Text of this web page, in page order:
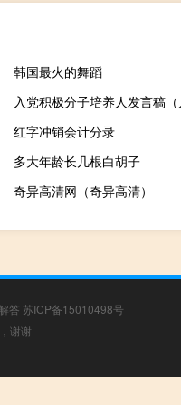
韩国最火的舞蹈
入党积极分子培养人发言稿
红字冲销会计分录
多大年龄长几根白胡子
奇异高清网（奇异高清）
答 苏ICP备15010498号
谢谢